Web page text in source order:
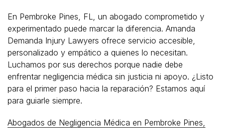
En Pembroke Pines, FL, un abogado comprometido y
experimentado puede marcar la diferencia. Amanda
Demanda Injury Lawyers ofrece servicio accesible,
personalizado y empático a quienes lo necesitan.
Luchamos por sus derechos porque nadie debe
enfrentar negligencia médica sin justicia ni apoyo. ¿Listo
para el primer paso hacia la reparación? Estamos aquí
para guiarle siempre.
Abogados de Negligencia Médica en Pembroke Pines,